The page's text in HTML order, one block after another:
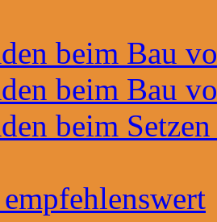
beim Bau
beim Bau
beim